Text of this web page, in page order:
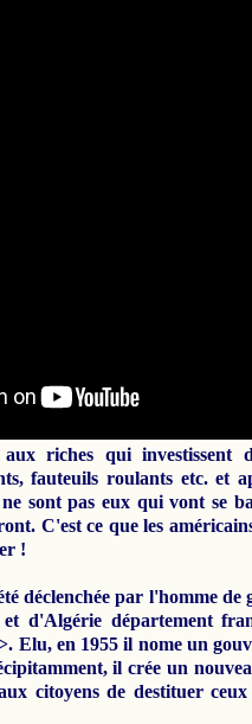
riches qui investissent
fauteuils roulants etc. et
sont pas eux qui vont se
C'est ce que les
!
déclenchée par l'homme
d'Algérie département
Elu, en 1955 il nome un
il crée un
citoyens de destituer